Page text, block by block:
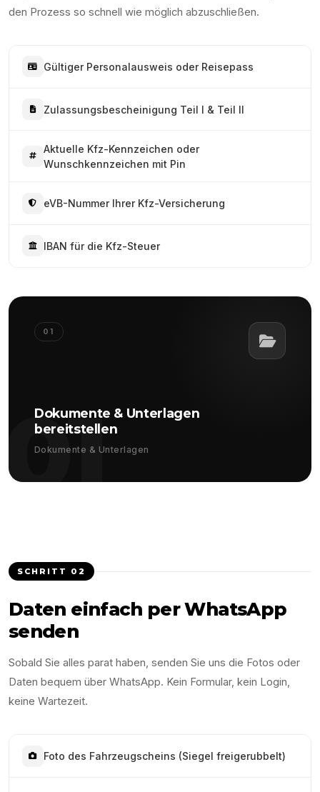
den Prozess so schnell wie möglich abzuschließen.
Gültiger Personalausweis oder Reisepass
Zulassungsbescheinigung Teil I & Teil II
Aktuelle Kfz-Kennzeichen oder
Wunschkennzeichen mit Pin
eVB-Nummer Ihrer Kfz-Versicherung
IBAN für die Kfz-Steuer
01
01
Dokumente & Unterlagen
bereitstellen
Dokumente & Unterlagen
SCHRITT 02
Daten einfach per WhatsApp
senden
Sobald Sie alles parat haben, senden Sie uns die Fotos oder
Daten bequem über WhatsApp. Kein Formular, kein Login,
keine Wartezeit.
Foto des Fahrzeugscheins (Siegel freigerubbelt)